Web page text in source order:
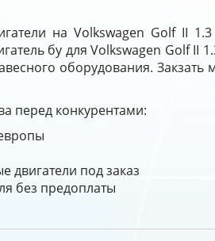
на Volkswagen Golf II
бу для Volkswagen Golf II
оборудования.
перед конкурентами:
двигатели под заказ
без предоплаты